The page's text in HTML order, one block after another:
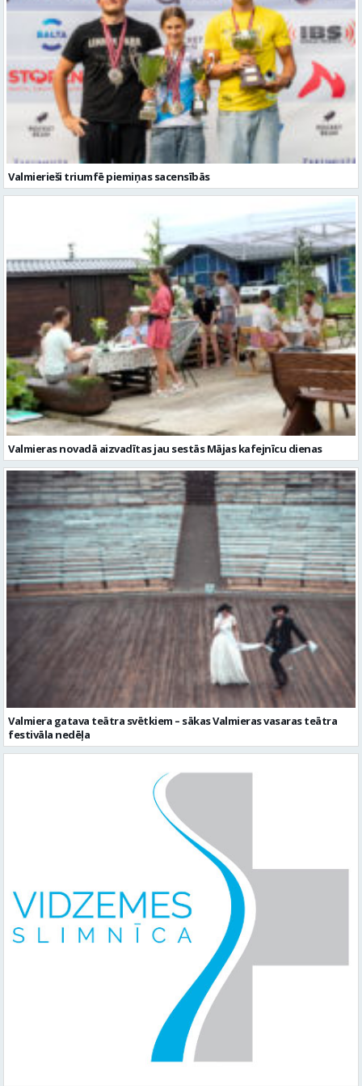
Valmierieši triumfē piemiņas sacensībās
Valmieras novadā aizvadītas jau sestās Mājas kafejnīcu dienas
Valmiera gatava teātra svētkiem – sākas Valmieras vasaras teātra
festivāla nedēļa